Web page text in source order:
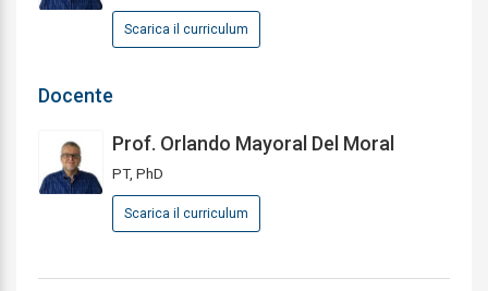
Scarica il curriculum
Docente
Prof. Orlando Mayoral Del Moral
PT, PhD
Scarica il curriculum